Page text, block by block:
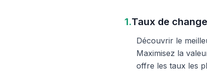
1.Taux de
Découvrir le
Maximisez la
offre les taux les